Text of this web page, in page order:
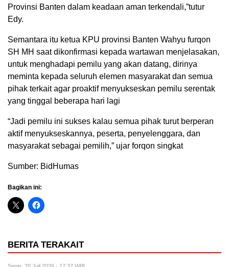
Provinsi Banten dalam keadaan aman terkendali,”tutur
Edy.
Semantara itu ketua KPU provinsi Banten Wahyu furqon
SH MH saat dikonfirmasi kepada wartawan menjelasakan,
untuk menghadapi pemilu yang akan datang, dirinya
meminta kepada seluruh elemen masyarakat dan semua
pihak terkait agar proaktif menyukseskan pemilu serentak
yang tinggal beberapa hari lagi
“Jadi pemilu ini sukses kalau semua pihak turut berperan
aktif menyukseskannya, peserta, penyelenggara, dan
masyarakat sebagai pemilih,” ujar forqon singkat
Sumber: BidHumas
Bagikan ini:
BERITA TERAKAIT